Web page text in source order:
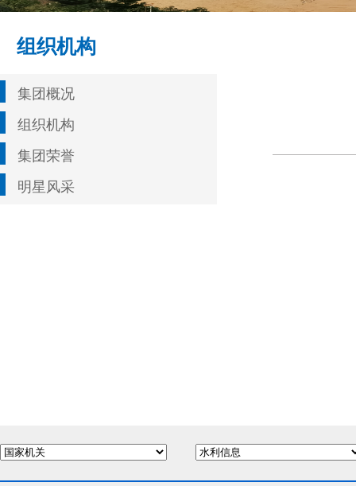
组织机构
集团概况
组织机构
集团荣誉
明星风采